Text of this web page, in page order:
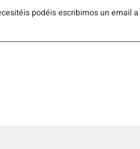
podéis escribirnos un email a